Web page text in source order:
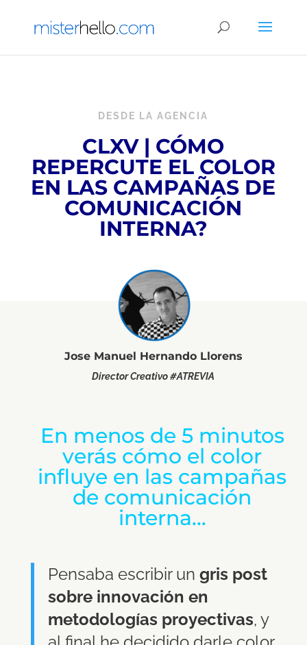
DESDE LA AGENCIA
CLXV | CÓMO
REPERCUTE EL COLOR
EN LAS CAMPAÑAS DE
COMUNICACIÓN
INTERNA?
Jose Manuel Hernando Llorens
Director Creativo #ATREVIA
En menos de 5 minutos
verás cómo el color
influye en las campañas
de comunicación
interna…
Pensaba escribir un gris post
sobre innovación en
metodologías proyectivas, y